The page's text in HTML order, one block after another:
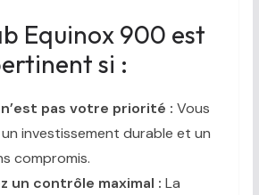
Equinox 900 est
si :
pas votre priorité : Vous
investissement durable et un
compromis.
un contrôle maximal : La